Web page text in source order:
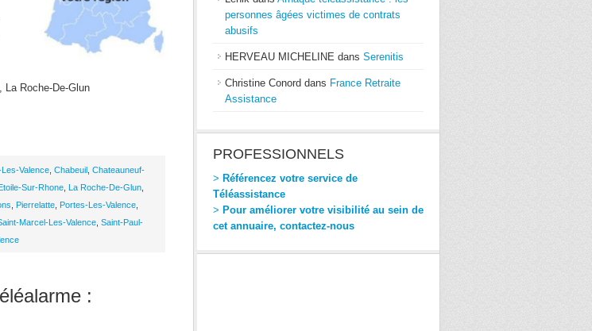
La Roche-De-Glun
Les-Valence Chabeuil Chateauneuf-
Sur-Rhone La Roche-De-Glun
Pierrelatte Portes-Les-Valence
Marcel-Les-Valence Saint-Paul-
:
personnes âgées victimes de contrats
abusifs
HERVEAU MICHELINE dans Serenitis
Christine Conord dans France Retraite
Assistance
PROFESSIONNELS
> Référencez votre service de
Téléassistance
> Pour améliorer votre visibilité au sein de
cet annuaire, contactez-nous